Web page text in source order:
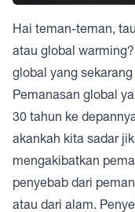
Hai teman-teman,
atau global
global yang
Pemanasan global
30 tahun ke
akankah kita sadar
mengakibatkan
penyebab dari
atau dari alam.